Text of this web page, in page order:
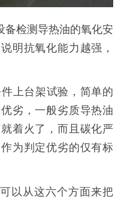
备检测导热油的氧化安
明抗氧化能力越强，
上台架试验，简单的
劣，一般劣质导热油
着火了，而且碳化严
为判定优劣的仅有标
以从这六个方面来把